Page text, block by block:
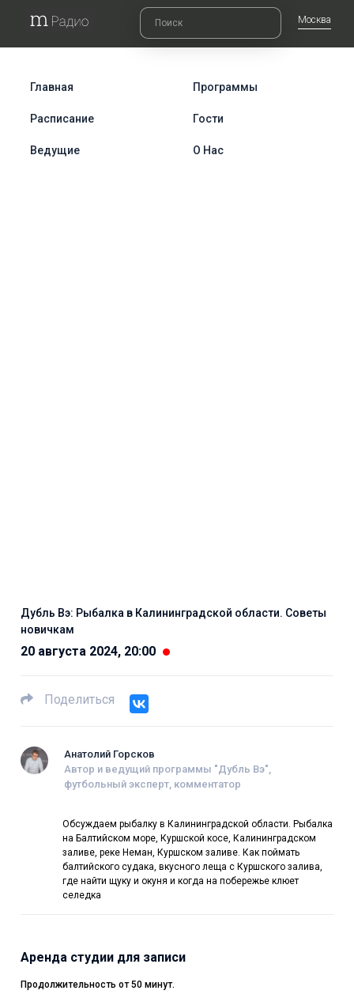
Москва
Главная Программы
Расписание Гости
Ведущие О Нас
Дубль Вэ: Рыбалка в Калининградской области. Советы
новичкам
20 августа 2024, 20:00
Поделиться
Анатолий Горсков
Автор и ведущий программы "Дубль Вэ",
футбольный эксперт, комментатор
Обсуждаем рыбалку в Калининградской области. Рыбалка
на Балтийском море, Куршской косе, Калининградском
заливе, реке Неман, Куршском заливе. Как поймать
балтийского судака, вкусного леща с Куршского залива,
где найти щуку и окуня и когда на побережье клюет
селедка
Аренда студии для записи
Продолжительность от 50 минут.